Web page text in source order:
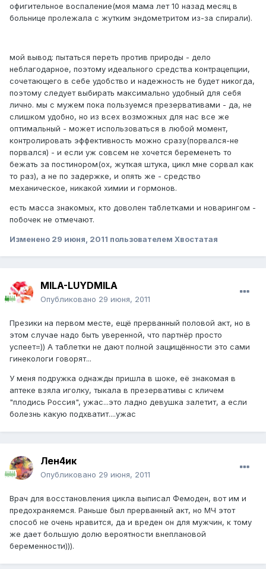
офигительное воспаление(моя мама лет 10 назад месяц в
больнице пролежала с жутким эндометритом из-за спирали).
мой вывод: пытаться переть против природы - дело
неблагодарное, поэтому идеального средства контрацепции,
сочетающего в себе удобство и надежность не будет никогда,
поэтому следует выбирать максимально удобный для себя
лично. мы с мужем пока пользуемся презервативами - да, не
слишком удобно, но из всех возможных для нас все же
оптимальный - может использоваться в любой момент,
контролировать эффективность можно сразу(порвался-не
порвался) - и если уж совсем не хочется беременеть то
бежать за постинором(ох, жуткая штука, цикл мне сорвал как
то раз), а не по задержке, и опять же - средство
механическое, никакой химии и гормонов.
есть масса знакомых, кто доволен таблетками и новарингом -
побочек не отмечают.
Изменено 29 июня, 2011 пользователем Хвостатая
MILA-LUYDMILA
Опубликовано 29 июня, 2011
Презики на первом месте, ещё прерванный половой акт, но в
этом случае надо быть уверенной, что партнёр просто
успеет=)) А таблетки не дают полной защищённости это сами
гинекологи говорят...
У меня подружка однажды пришла в шоке, её знакомая в
аптеке взяла иголку, тыкала в презервативы с кличем
"плодись Россия", ужас...это ладно девушка залетит, а если
болезнь какую подхватит....ужас
Лен4ик
Опубликовано 29 июня, 2011
Врач для восстановления цикла выписал Фемоден, вот им и
предохраняемся. Раньше был прерванный акт, но МЧ этот
способ не очень нравится, да и вреден он для мужчин, к тому
же дает большую долю вероятности внеплановой
беременности))).